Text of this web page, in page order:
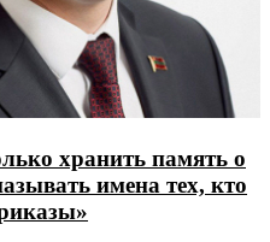
хранить память о
имена тех, кто